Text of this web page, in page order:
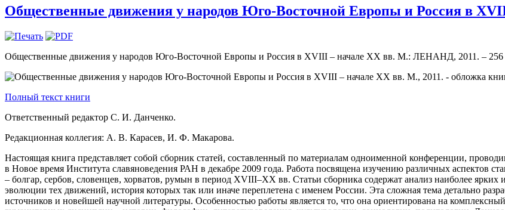
Общественные движения у народов Юго-Восточной Европы и Россия в
Общественные движения у народов Юго-Восточной Европы и Россия в XVIII – начале XX вв. М.: ЛЕНАНД, 2011. – 256
Полный текст книги
Ответственный редактор С. И. Данченко.
Редакционная коллегия: А. В. Карасев, И. Ф. Макарова.
Настоящая книга представляет собой сборник статей, составленный по мате­риалам одноименной конференции,
в Новое время Института славяноведения РАН в декабре 2009 года. Работа посвящена изучению различных
– болгар, сербов, словенцев, хорватов, румын в период XVIII–XX вв. Статьи сборника содержат анализ наиболее
эволюции тех движений, история которых так или иначе переплетена с именем России. Эта сложная тема детально
источников и новейшей научной литературы. Особенно­стью работы является то, что она ориентирована на